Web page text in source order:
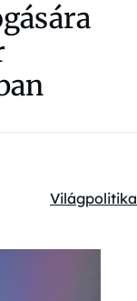
Kategóriák:
Világpolitika